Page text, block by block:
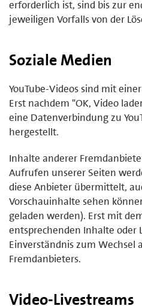
erforderlich ist, sind bis zur
jeweiligen Vorfalls von der
Soziale Medien
YouTube-Videos sind mit
Erst nachdem "OK, Video
eine Datenverbindung zu
hergestellt.
Inhalte anderer
Aufrufen unserer Seiten
diese Anbieter übermittelt,
Vorschauinhalte sehen
geladen werden). Erst mit
entsprechenden Inhalte oder
Einverständnis zum Wechsel
Fremdanbieters.
Video-Livestreams